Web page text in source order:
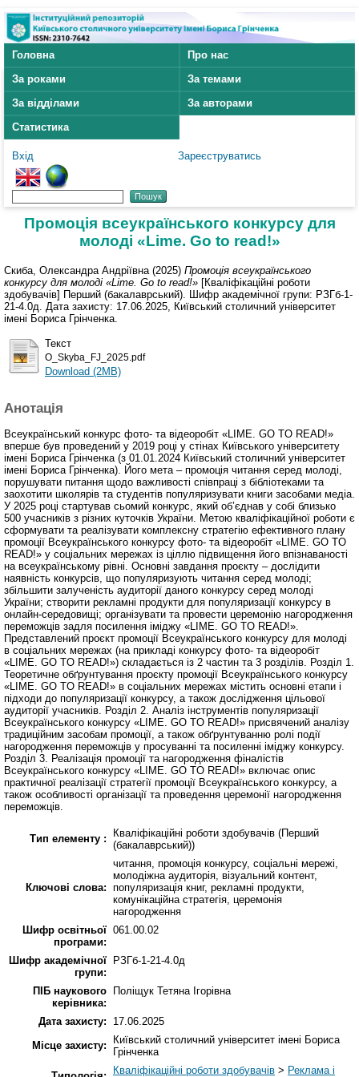
Головна
Про нас
За роками
За темами
За відділами
За авторами
Статистика
Вхід Зареєструватись
Промоція всеукраїнського конкурсу для
молоді «Lime. Go to read!»
Скиба, Олександра Андріївна (2025) Промоція всеукраїнського
конкурсу для молоді «Lime. Go to read!» [Кваліфікаційні роботи
здобувачів] Перший (бакалаврський). Шифр академічної групи: РЗГб-1-
21-4.0д. Дата захисту: 17.06.2025, Київський столичний університет
імені Бориса Грінченка.
Текст
O_Skyba_FJ_2025.pdf
Download (2MB)
Анотація
Всеукраїнський конкурс фото- та відеоробіт «LIME. GO TO READ!»
вперше був проведений у 2019 році у стінах Київського університету
імені Бориса Грінченка (з 01.01.2024 Київський столичний університет
імені Бориса Грінченка). Його мета – промоція читання серед молоді,
порушувати питання щодо важливості співпраці з бібліотеками та
заохотити школярів та студентів популяризувати книги засобами медіа.
У 2025 році стартував сьомий конкурс, який об’єднав у собі близько
500 учасників з різних куточків України. Метою кваліфікаційної роботи є
сформувати та реалізувати комплексну стратегію ефективного плану
промоції Всеукраїнського конкурсу фото- та відеоробіт «LIME. GO TO
READ!» у соціальних мережах із ціллю підвищення його впізнаваності
на всеукраїнському рівні. Основні завдання проєкту – дослідити
наявність конкурсів, що популяризують читання серед молоді;
збільшити залученість аудиторії даного конкурсу серед молоді
України; створити рекламні продукти для популяризації конкурсу в
онлайн-середовищі; організувати та провести церемонію нагородження
переможців задля посилення іміджу «LIME. GO TO READ!».
Представлений проєкт промоції Всеукраїнського конкурсу для молоді
в соціальних мережах (на прикладі конкурсу фото- та відеоробіт
«LIME. GO TO READ!») складається із 2 частин та 3 розділів. Розділ 1.
Теоретичне обґрунтування проєкту промоції Всеукраїнського конкурсу
«LIME. GO TO READ!» в соціальних мережах містить основні етапи і
підходи до популяризації конкурсу, а також дослідження цільової
аудиторії учасників. Розділ 2. Аналіз інструментів популяризації
Всеукраїнського конкурсу «LIME. GO TO READ!» присвячений аналізу
традиційним засобам промоції, а також обґрунтуванню ролі події
нагородження переможців у просуванні та посиленні іміджу конкурсу.
Розділ 3. Реалізація промоції та нагородження фіналістів
Всеукраїнського конкурсу «LIME. GO TO READ!» включає опис
практичної реалізації стратегії промоції Всеукраїнського конкурсу, а
також особливості організації та проведення церемонії нагородження
переможців.
Тип елементу :
Кваліфікаційні роботи здобувачів (Перший
(бакалаврський))
Ключові слова:
читання, промоція конкурсу, соціальні мережі,
молодіжна аудиторія, візуальний контент,
популяризація книг, рекламні продукти,
комунікаційна стратегія, церемонія
нагородження
Шифр освітньої
програми:
061.00.02
Шифр академічної
групи:
РЗГб-1-21-4.0д
ПІБ наукового
керівника:
Поліщук Тетяна Ігорівна
Дата захисту:
17.06.2025
Місце захисту:
Київський столичний університет імені Бориса
Грінченка
Кваліфікаційні роботи здобувачів > Реклама і